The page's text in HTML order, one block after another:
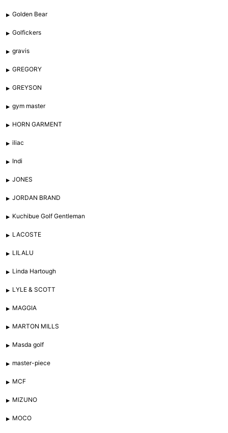
Golden Bear
Golfickers
gravis
GREGORY
GREYSON
gym master
HORN GARMENT
iliac
Indi
JONES
JORDAN BRAND
Kuchibue Golf Gentleman
LACOSTE
LILALU
Linda Hartough
LYLE & SCOTT
MAGGIA
MARTON MILLS
Masda golf
master-piece
MCF
MIZUNO
MOCO